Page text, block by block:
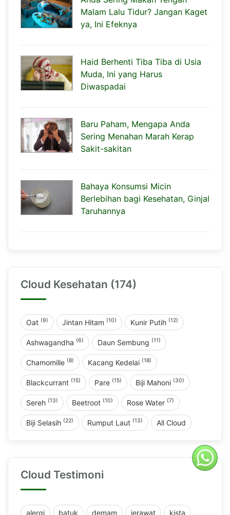
Malam Lalu Tidur? Jangan Kaget
ya, Ini Efeknya
Haid Berhenti Tiba Tiba di Usia
Muda, Ini yang Harus
Diwaspadai
Baru Paham, Mengapa Anda
Sering Menahan Marah Kerap
Sakit-sakitan
Bahaya Konsumsi Micin
Berlebihan bagi Kesehatan, Ginjal
Taruhannya
Cloud Kesehatan (174)
Oat (9) Jintan Hitam (10) Kunir Putih (12)
Ashwagandha (6) Daun Sembung (11)
Chamomille (8) Kacang Kedelai (18)
Blackcurrant (15) Pare (15) Biji Mahoni (30)
Sereh (13) Beetroot (10) Rose Water (7)
Biji Selasih (22) Rumput Laut (13) All Cloud
Cloud Testimoni
alergi batuk demam jerawat kista